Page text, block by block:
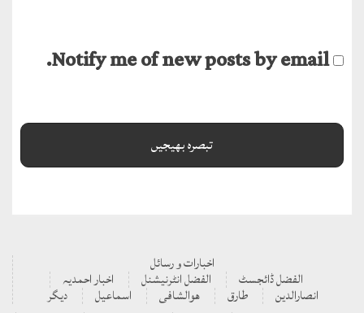
Notify me of new posts by email.
اخبارات و رسائل
الفضل ڈائجسٹ الفضل انٹرنیشنل اخبار احمدیہ
انصارالدین طارق ھوالشافی اسماعیل
دیگر